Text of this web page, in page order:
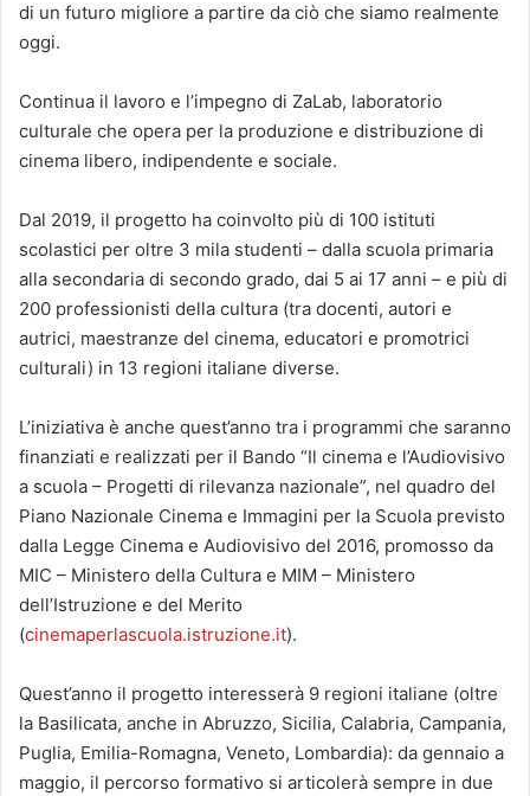
di un futuro migliore a partire da ciò che siamo realmente
oggi.
Continua il lavoro e l’impegno di ZaLab, laboratorio
culturale che opera per la produzione e distribuzione di
cinema libero, indipendente e sociale.
Dal 2019, il progetto ha coinvolto più di 100 istituti
scolastici per oltre 3 mila studenti – dalla scuola primaria
alla secondaria di secondo grado, dai 5 ai 17 anni – e più di
200 professionisti della cultura (tra docenti, autori e
autrici, maestranze del cinema, educatori e promotrici
culturali) in 13 regioni italiane diverse.
L’iniziativa è anche quest’anno tra i programmi che saranno
finanziati e realizzati per il Bando “Il cinema e l’Audiovisivo
a scuola – Progetti di rilevanza nazionale”, nel quadro del
Piano Nazionale Cinema e Immagini per la Scuola previsto
dalla Legge Cinema e Audiovisivo del 2016, promosso da
MIC – Ministero della Cultura e MIM – Ministero
dell’Istruzione e del Merito
(cinemaperlascuola.istruzione.it).
Quest’anno il progetto interesserà 9 regioni italiane (oltre
la Basilicata, anche in Abruzzo, Sicilia, Calabria, Campania,
Puglia, Emilia-Romagna, Veneto, Lombardia): da gennaio a
maggio, il percorso formativo si articolerà sempre in due